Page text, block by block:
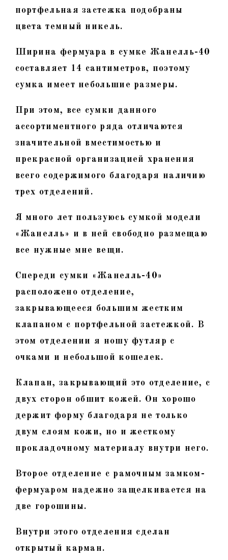
портфельная застежка подобраны
цвета темный никель.
Ширина фермуара в сумке Жанелль-40
составляет 14 сантиметров, поэтому
сумка имеет небольшие размеры.
При этом, все сумки данного
ассортиментного ряда отличаются
значительной вместимостью и
прекрасной организацией хранения
всего содержимого благодаря наличию
трех отделений.
Я много лет пользуюсь сумкой модели
«Жанелль» и в ней свободно размещаю
все нужные мне вещи.
Спереди сумки «Жанелль-40»
расположено отделение,
закрывающееся большим жестким
клапаном с портфельной застежкой. В
этом отделении я ношу футляр с
очками и небольшой кошелек.
Клапан, закрывающий это отделение, с
двух сторон обшит кожей. Он хорошо
держит форму благодаря не только
двум слоям кожи, но и жесткому
прокладочному материалу внутри него.
Второе отделение с рамочным замком-
фермуаром надежно защелкивается на
две горошины.
Внутри этого отделения сделан
открытый карман.